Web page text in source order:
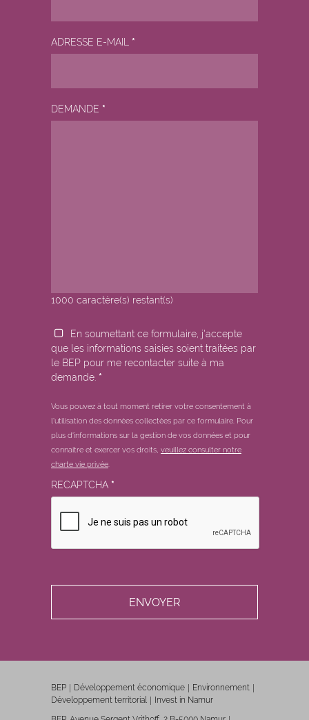
ADRESSE E-MAIL *
DEMANDE *
1000 caractère(s) restant(s)
En soumettant ce formulaire, j'accepte
que les informations saisies soient traitées par
le BEP pour me recontacter suite à ma
demande. *
Vous pouvez à tout moment retirer votre consentement à
l'utilisation des données collectées par ce formulaire. Pour
plus d'informations sur la gestion de vos données et pour
connaitre et exercer vos droits, veuillez consulter notre
charte vie privée.
RECAPTCHA *
BEP Développement économique
Environnement
Développement territorial
Invest in Namur